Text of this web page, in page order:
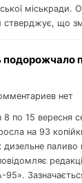
міськради.
що
подорожчало
нет
по 15 вересня
на 93
дизельне
95».